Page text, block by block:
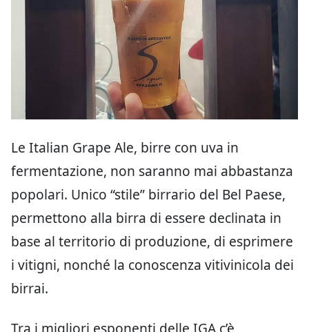
Le Italian Grape Ale, birre con uva in
fermentazione, non saranno mai abbastanza
popolari. Unico “stile” birrario del Bel Paese,
permettono alla birra di essere declinata in
base al territorio di produzione, di esprimere
i vitigni, nonché la conoscenza vitivinicola dei
birrai.
Tra i migliori esponenti delle IGA c’è